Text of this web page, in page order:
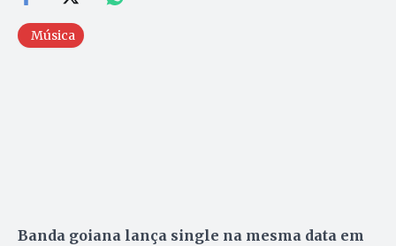
Música
Banda goiana lança single na mesma data em